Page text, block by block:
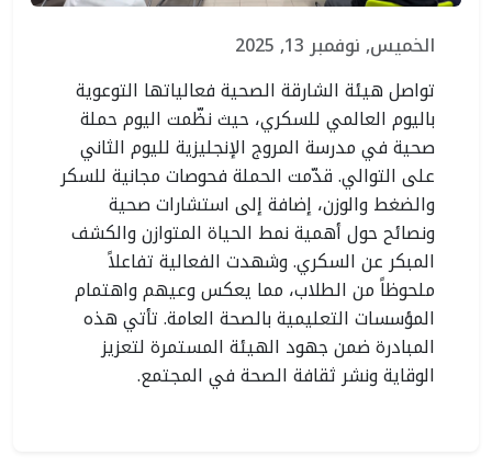
الخميس, نوفمبر 13, 2025
تواصل هيئة الشارقة الصحية فعالياتها التوعوية
باليوم العالمي للسكري، حيث نظّمت اليوم حملة
صحية في مدرسة المروج الإنجليزية لليوم الثاني
على التوالي. قدّمت الحملة فحوصات مجانية للسكر
والضغط والوزن، إضافة إلى استشارات صحية
ونصائح حول أهمية نمط الحياة المتوازن والكشف
المبكر عن السكري. وشهدت الفعالية تفاعلاً
ملحوظاً من الطلاب، مما يعكس وعيهم واهتمام
المؤسسات التعليمية بالصحة العامة. تأتي هذه
المبادرة ضمن جهود الهيئة المستمرة لتعزيز
الوقاية ونشر ثقافة الصحة في المجتمع.